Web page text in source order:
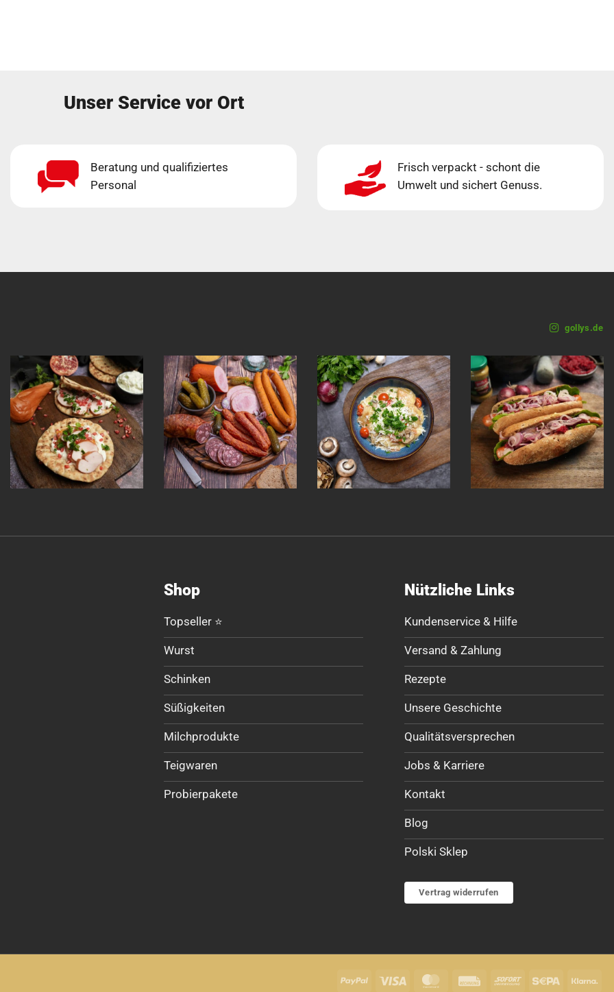
Unser Service vor Ort
Beratung und qualifiziertes
Personal
Frisch verpackt - schont die
Umwelt und sichert Genuss.
gollys.de
Shop
Topseller ⭐
Wurst
Schinken
Süßigkeiten
Milchprodukte
Teigwaren
Probierpakete
Nützliche Links
Kundenservice & Hilfe
Versand & Zahlung
Rezepte
Unsere Geschichte
Qualitätsversprechen
Jobs & Karriere
Kontakt
Blog
Polski Sklep
Vertrag widerrufen
PayPal Visa MasterCardRechungSofort Sepa